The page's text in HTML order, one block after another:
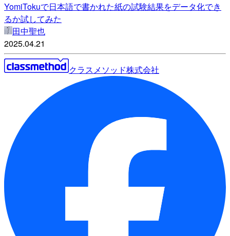
YomiTokuで日本語で書かれた紙の試験結果をデータ化でき
るか試してみた
田中聖也
2025.04.21
クラスメソッド株式会社